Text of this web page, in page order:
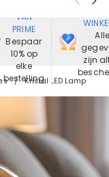
VAN
PRIME
Bespaar
10% op
elke
bestelling
Alle
zijn
Kristal LED Lamp